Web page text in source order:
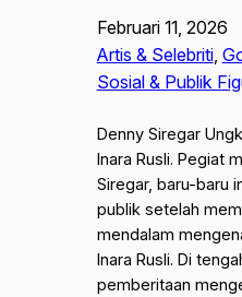
Februari 11, 2026
Artis & Selebriti,
Sosial & Publik
Denny Siregar
Inara Rusli. Pegiat
Siregar, baru-baru
publik setelah
mendalam
Inara Rusli. Di
pemberitaan